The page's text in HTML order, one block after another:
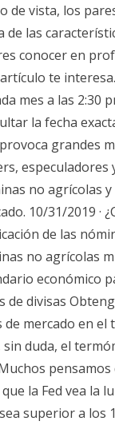
de vista, los
de las
conocer en
te
mes a las 2:30
la fecha
grandes
especuladores
no agrícolas
10/31/2019 ·
de las
no agrícolas
económico
de divisas
de mercado en el
sin duda, el
la Fed vea la
superior a los